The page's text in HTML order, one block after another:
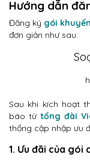
Hướng dẫn
Đăng ký gói
đơn giản như sau:
Sau khi kích hoạt
báo từ tổng đài
thống cập nhập ưu
1. Ưu đãi của gói